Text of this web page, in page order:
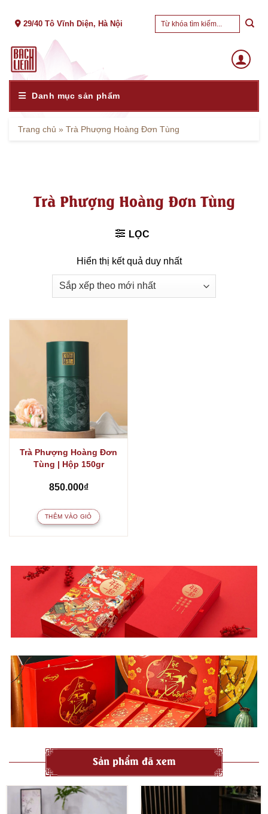
29/40 Tô Vĩnh Diện, Hà Nội
Tìm
Danh mục sản phẩm
Trang chủ » Trà Phượng Hoàng Đơn Tùng
Trà Phượng Hoàng Đơn Tùng
LỌC
Hiển thị kết quả duy nhất
Trà Phượng Hoàng Đơn
Tùng | Hộp 150gr
850.000₫
THÊM VÀO GIỎ
Sản phẩm đã xem